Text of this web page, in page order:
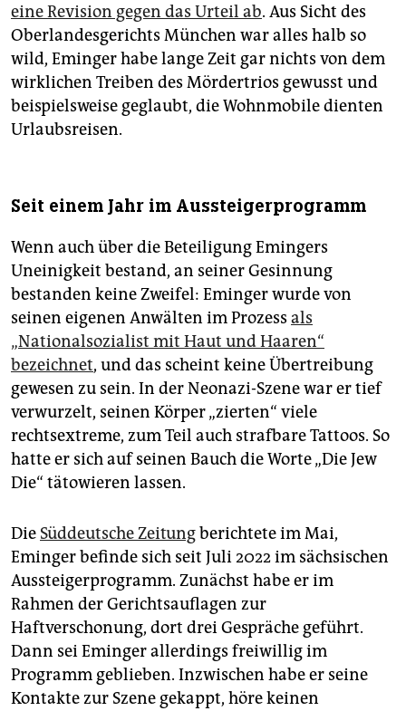
eine Revision gegen das Urteil ab. Aus Sicht des
Oberlandesgerichts München war alles halb so
wild, Eminger habe lange Zeit gar nichts von dem
wirklichen Treiben des Mördertrios gewusst und
beispielsweise geglaubt, die Wohnmobile dienten
Urlaubsreisen.
Seit einem Jahr im Aussteigerprogramm
Wenn auch über die Beteiligung Emingers
Uneinigkeit bestand, an seiner Gesinnung
bestanden keine Zweifel: Eminger wurde von
seinen eigenen Anwälten im Prozess als
„Nationalsozialist mit Haut und Haaren“
bezeichnet, und das scheint keine Übertreibung
gewesen zu sein. In der Neonazi-Szene war er tief
verwurzelt, seinen Körper „zierten“ viele
rechtsextreme, zum Teil auch strafbare Tattoos. So
hatte er sich auf seinen Bauch die Worte „Die Jew
Die“ tätowieren lassen.
Die Süddeutsche Zeitungberichtete im Mai,
Eminger befinde sich seit Juli 2022 im sächsischen
Aussteigerprogramm. Zunächst habe er im
Rahmen der Gerichtsauflagen zur
Haftverschonung, dort drei Gespräche geführt.
Dann sei Eminger allerdings freiwillig im
Programm geblieben. Inzwischen habe er seine
Kontakte zur Szene gekappt, höre keinen